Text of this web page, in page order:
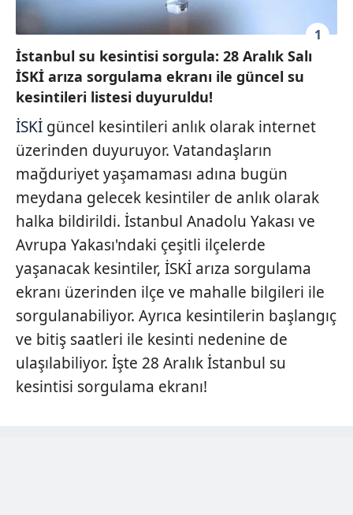
1
İstanbul su kesintisi sorgula: 28 Aralık Salı
İSKİ arıza sorgulama ekranı ile güncel su
kesintileri listesi duyuruldu!
İSKİ güncel kesintileri anlık olarak internet
üzerinden duyuruyor. Vatandaşların
mağduriyet yaşamaması adına bugün
meydana gelecek kesintiler de anlık olarak
halka bildirildi. İstanbul Anadolu Yakası ve
Avrupa Yakası'ndaki çeşitli ilçelerde
yaşanacak kesintiler, İSKİ arıza sorgulama
ekranı üzerinden ilçe ve mahalle bilgileri ile
sorgulanabiliyor. Ayrıca kesintilerin başlangıç
ve bitiş saatleri ile kesinti nedenine de
ulaşılabiliyor. İşte 28 Aralık İstanbul su
kesintisi sorgulama ekranı!